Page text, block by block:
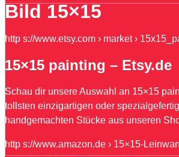
Bild 15×15
http s://www.etsy.com › market ›
15×15 painting – Etsy.de
Schau dir unsere Auswahl an 15×15
tollsten einzigartigen oder
handgemachten Stücke aus unseren
http s://www.amazon.de › 15×15-